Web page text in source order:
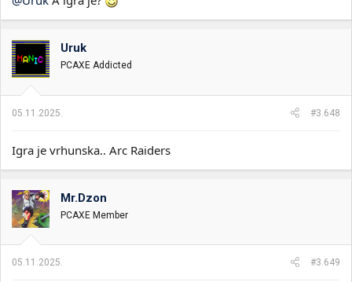
Uruk
PCAXE Addicted
05.11.2025. #3.648
Igra je vrhunska.. Arc Raiders
Mr.Dzon
PCAXE Member
05.11.2025. #3.649